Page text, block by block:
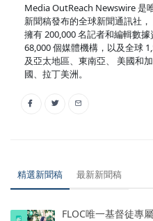
Media OutReach Newswire 是
新聞稿發布的全球新聞通訊社，
擁有 200,000 名記者和編輯數據
68,000 個媒體機構，以及全球
及亞太地區、東南亞、 美國和
國、拉丁美洲。
精選新聞稿 最新新聞稿
FLOC唯一基督徒專